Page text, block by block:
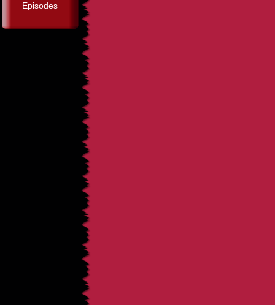
Episodes